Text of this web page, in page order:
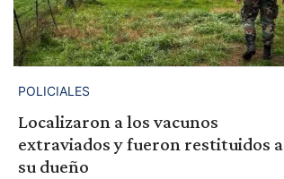
POLICIALES
Localizaron a los vacunos
extraviados y fueron restituidos a
su dueño